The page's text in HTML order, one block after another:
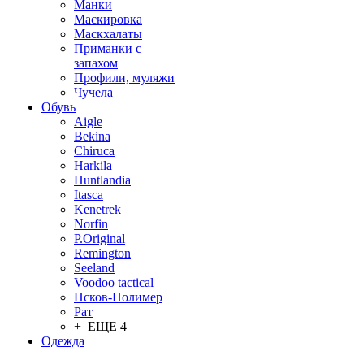
Манки
Маскировка
Маскхалаты
Приманки с
запахом
Профили, муляжи
Чучела
Обувь
Aigle
Bekina
Chiruсa
Harkila
Huntlandia
Itasca
Kenetrek
Norfin
P.Original
Remington
Seeland
Voodoo tactical
Псков-Полимер
Рат
+ ЕЩЕ 4
Одежда